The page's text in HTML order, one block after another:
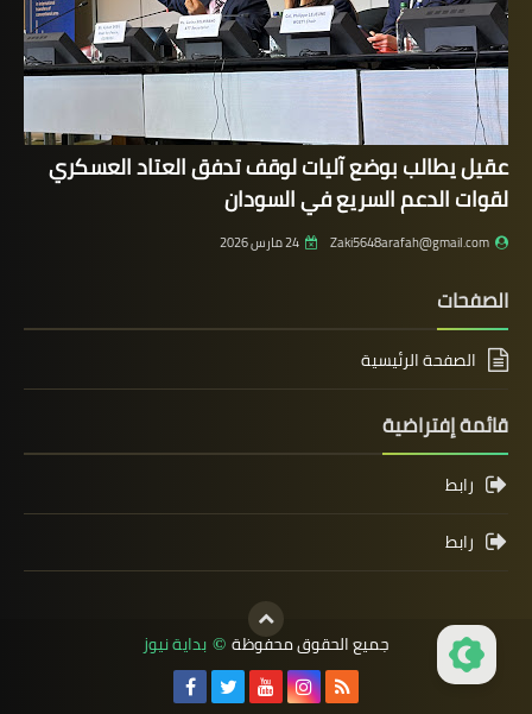
عقيل يطالب بوضع آليات لوقف تدفق العتاد العسكري
لقوات الدعم السريع في السودان
Zaki5648arafah@gmail.com 24 مارس 2026
الصفحات
الصفحة الرئيسية
قائمة إفتراضية
رابط
رابط
جميع الحقوق محفوظة © بداية نيوز